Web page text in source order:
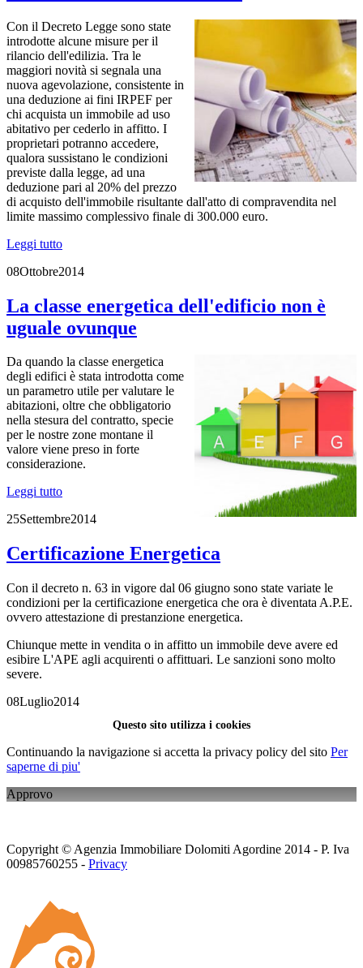
Con il Decreto Legge sono state
introdotte alcune misure per il
rilancio dell'edilizia. Tra le
maggiori novità si segnala una
nuova agevolazione, consistente in
una deduzione ai fini IRPEF per
chi acquista un immobile ad uso
abitativo per cederlo in affitto. I
proprietari potranno accedere,
qualora sussistano le condizioni
previste dalla legge, ad una
deduzione pari al 20% del prezzo
di acquisto dell'immobile risultante dall'atto di compravendita nel
limite massimo complessivo finale di 300.000 euro.
Leggi tutto
08Ottobre2014
La classe energetica dell'edificio non è
uguale ovunque
Da quando la classe energetica
degli edifici è stata introdotta come
un parametro utile per valutare le
abitazioni, oltre che obbligatorio
nella stesura del contratto, specie
per le nostre zone montane il
valore viene preso in forte
considerazione.
Leggi tutto
25Settembre2014
Certificazione Energetica
Con il decreto n. 63 in vigore dal 06 giugno sono state variate le
condizioni per la certificazione energetica che ora è diventata A.P.E.
ovvero attestazione di prestanzione energetica.
Chiunque mette in vendita o in affitto un immobile deve avere ed
esibire L'APE agli acquirenti o affittuari. Le sanzioni sono molto
severe.
08Luglio2014
Questo sito utilizza i cookies
Continuando la navigazione si accetta la privacy policy del sito Per
saperne di piu'
Approvo
Copyright © Agenzia Immobiliare Dolomiti Agordine 2014 - P. Iva
00985760255 - Privacy